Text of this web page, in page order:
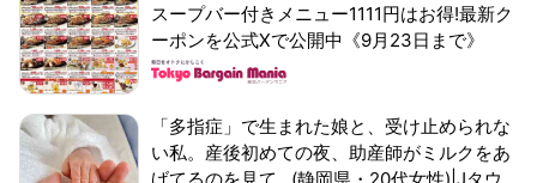
スープバー付きメニュー1111円はお得!最新ク
ーポンを公式Xで公開中《9月23日まで》
「多指症」で生まれた娘と、受け止められな
い私。産後初めての夜、助産師がミルクをあ